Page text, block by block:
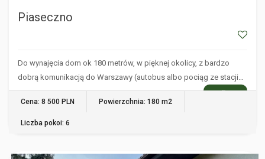
Piaseczno
Do wynajęcia dom ok 180 metrów, w pięknej okolicy, z bardzo
dobrą komunikacją do Warszawy (autobus albo pociąg ze stacji…
WIĘCEJ
Cena: 8 500 PLN Powierzchnia: 180 m2
Liczba pokoi: 6